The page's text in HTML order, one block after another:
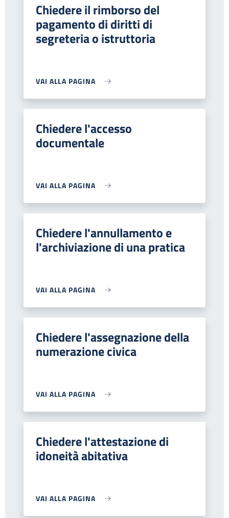
Chiedere il rimborso del
pagamento di diritti di
segreteria o istruttoria
VAI ALLA PAGINA
Chiedere l'accesso
documentale
VAI ALLA PAGINA
Chiedere l'annullamento e
l'archiviazione di una pratica
VAI ALLA PAGINA
Chiedere l'assegnazione della
numerazione civica
VAI ALLA PAGINA
Chiedere l'attestazione di
idoneità abitativa
VAI ALLA PAGINA